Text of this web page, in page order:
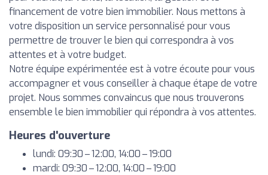
financement de votre bien immobilier. Nous mettons à
votre disposition un service personnalisé pour vous
permettre de trouver le bien qui correspondra à vos
attentes et à votre budget.
Notre équipe expérimentée est à votre écoute pour vous
accompagner et vous conseiller à chaque étape de votre
projet. Nous sommes convaincus que nous trouverons
ensemble le bien immobilier qui répondra à vos attentes.
Heures d'ouverture
lundi: 09:30 – 12:00, 14:00 – 19:00
mardi: 09:30 – 12:00, 14:00 – 19:00